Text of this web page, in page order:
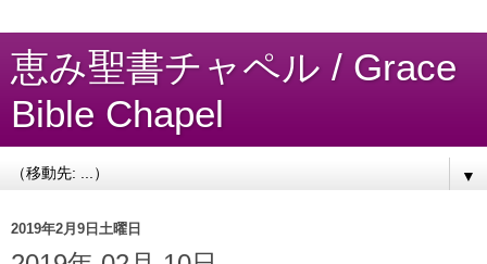
恵み聖書チャペル / Grace
Bible Chapel
▼
2019年2月9日土曜日